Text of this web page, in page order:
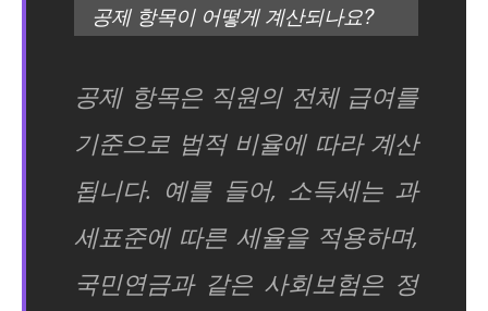
공제 항목이 어떻게 계산되나요?
공제 항목은 직원의 전체 급여를
기준으로 법적 비율에 따라 계산
됩니다. 예를 들어, 소득세는 과
세표준에 따른 세율을 적용하며,
국민연금과 같은 사회보험은 정